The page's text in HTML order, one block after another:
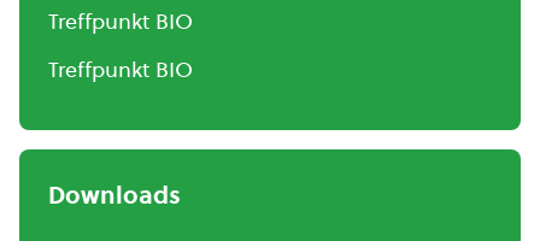
Treffpunkt BIO
Treffpunkt BIO
Downloads